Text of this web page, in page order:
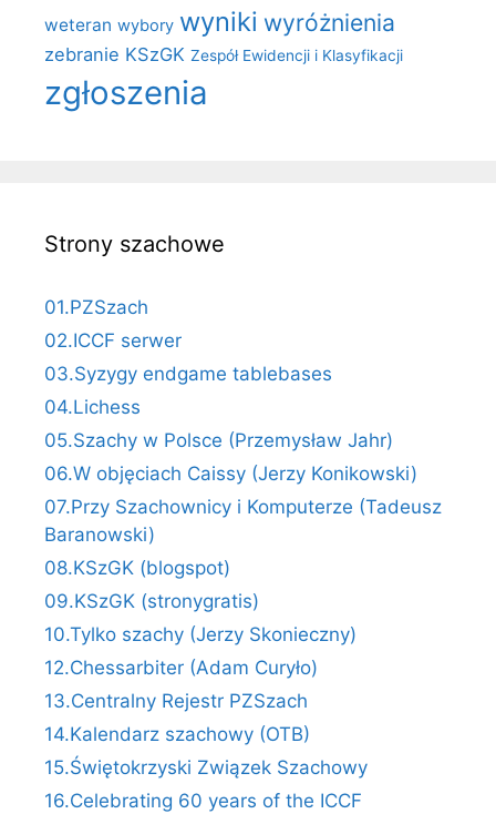
weteran wybory wyniki wyróżnienia
zebranie KSzGK Zespół Ewidencji i Klasyfikacji
zgłoszenia
Strony szachowe
01.PZSzach
02.ICCF serwer
03.Syzygy endgame tablebases
04.Lichess
05.Szachy w Polsce (Przemysław Jahr)
06.W objęciach Caissy (Jerzy Konikowski)
07.Przy Szachownicy i Komputerze (Tadeusz
Baranowski)
08.KSzGK (blogspot)
09.KSzGK (stronygratis)
10.Tylko szachy (Jerzy Skonieczny)
12.Chessarbiter (Adam Curyło)
13.Centralny Rejestr PZSzach
14.Kalendarz szachowy (OTB)
15.Świętokrzyski Związek Szachowy
16.Celebrating 60 years of the ICCF